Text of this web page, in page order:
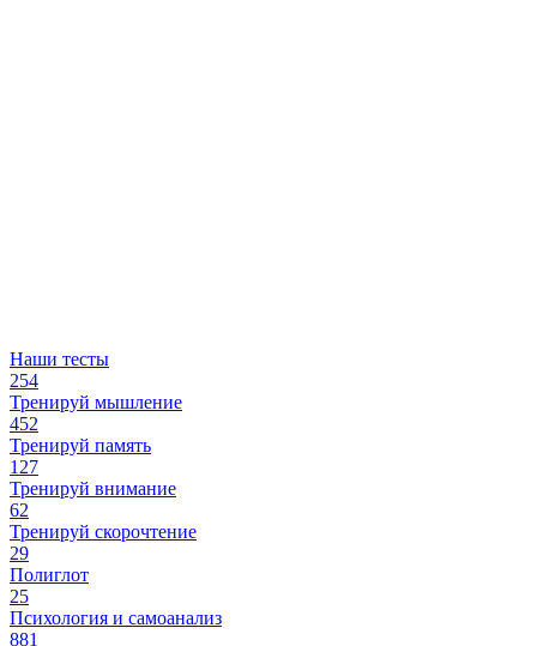
Наши тесты
254
Тренируй мышление
452
Тренируй память
127
Тренируй внимание
62
Тренируй скорочтение
29
Полиглот
25
Психология и самоанализ
881